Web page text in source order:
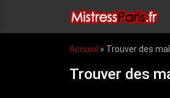
Accueil » Trouver des
Trouver des